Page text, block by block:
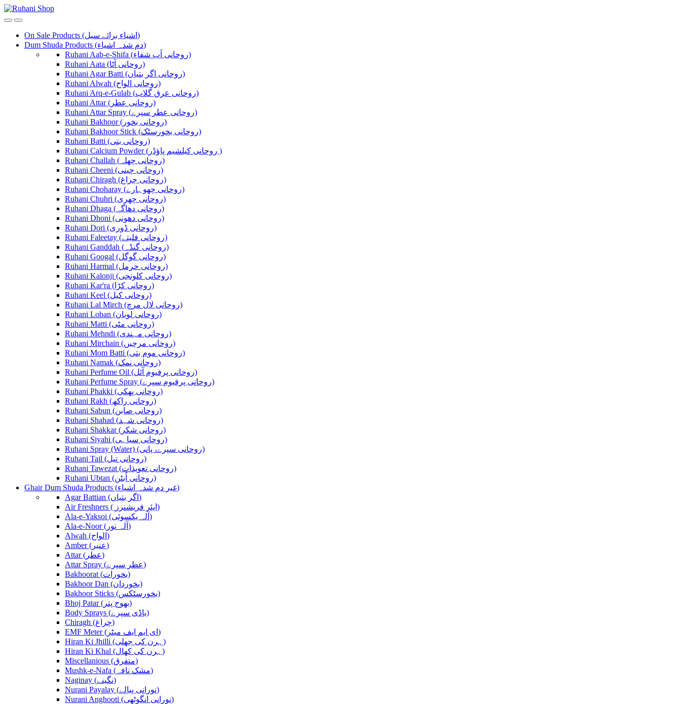
Skip
to
Skip
to
On Sale Products (اشیاء برائے سیل)
Dum Shuda Products (دم شدہ اشیاء)
Ruhani Aab-e-Shifa (روحانی آب شفاء)
Ruhani Aata (روحانی آٹا)
Ruhani Agar Batti (روحانی اگر بتیاں)
Ruhani Alwah (روحانی الواح)
Ruhani Arq-e-Gulab (روحانی عرق گلاب)
Ruhani Attar (روحانی عطر)
Ruhani Attar Spray (روحانی عطر سپرے)
Ruhani Bakhoor (روحانی بخور)
Ruhani Bakhoor Stick (روحانی بخورسٹک)
Ruhani Batti (روحانی بتی)
Ruhani Calcium Powder (روحانی کیلشیم پاؤڈر )
Ruhani Challah (روحانی چھلہ)
Ruhani Cheeni (روحانی چینی)
Ruhani Chiragh (روحانی چراغ)
Ruhani Choharay (روحانی چھوہارے)
Ruhani Chuhri (روحانی چھری)
Ruhani Dhaga (روحانی دھاگہ)
Ruhani Dhoni (روحانی دھونی)
Ruhani Dori (روحانی ڈوری)
Ruhani Faleetay (روحانی فلیتے)
Ruhani Ganddah (روحانی گنڈہ)
Ruhani Googal (روحانی گوگل)
Ruhani Harmal (روحانی حرمل)
Ruhani Kalonji (روحانی کلونجی)
Ruhani Kar'ra (روحانی کڑا)
Ruhani Keel (روحانی کیل)
Ruhani Lal Mirch (روحانی لال مرچ)
Ruhani Loban (روحانی لوبان)
Ruhani Matti (روحانی مٹی)
Ruhani Mehndi (روحانی مہندی)
Ruhani Mirchain (روحانی مرچیں)
Ruhani Mom Batti (روحانی موم بتی)
Ruhani Namak (روحانی نمک)
Ruhani Perfume Oil (روحانی پرفیوم آئل)
Ruhani Perfume Spray (روحانی پرفیوم سپرے)
Ruhani Phakki (روحانی پھکی)
Ruhani Rakh (روحانی راکھ)
Ruhani Sabun (روحانی صابن)
Ruhani Shahad (روحانی شہد)
Ruhani Shakkar (روحانی شکر)
Ruhani Siyahi (روحانی سیاہی)
Ruhani Spray (Water) (روحانی سپرے، پانی)
Ruhani Tail (روحانی تیل)
Ruhani Tawezat (روحانی تعویذات)
Ruhani Ubtan (روحانی اُبٹن)
Ghair Dum Shuda Products (غیر دم شدہ اشیاء)
Agar Battian (اگر بتیاں)
Air Freshners ( ایئر فریشنرز)
Ala-e-Yaksoi (آلہ یکسوئی)
Ala-e-Noor (آلہ نور)
Alwah (الواح)
Amber (عنبر)
Attar (عطر)
Attar Spray (عطر سپرے)
Bakhoorat (بخورات)
Bakhoor Dan (بخوردان)
Bakhoor Sticks (بخورسٹکس)
Bhoj Patar (بھوج پتر)
Body Sprays (باڈی سپرے)
Chiragh (چراغ)
EMF Meter (ای ایم ایف میٹر)
Hiran Ki Jhilli (ہرن کی جھلی)
Hiran Ki Khal (ہرن کی کھال)
Miscellanious (متفرق)
Mushk-e-Nafa (مشک نافہ)
Naginay (نگینے)
Nurani Payalay (نورانی پیالے)
Nurani Anghooti (نورانی انگوٹھی)